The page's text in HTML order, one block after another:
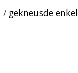
/ gekneusde enkel